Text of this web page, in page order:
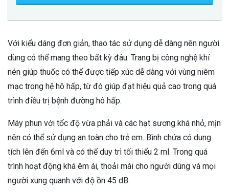
Với kiểu dáng đơn giản, thao tác sử dụng dễ dàng nên người
dùng có thể mang theo bất kỳ đâu. Trang bị công nghệ khí
nén giúp thuốc có thể được tiếp xúc dễ dàng với vùng niêm
mạc trong hệ hô hấp, từ đó giúp đạt hiệu quả cao trong quá
trình điều trị bệnh đường hô hấp.
Máy phun với tốc độ vừa phải và các hạt sương khá nhỏ, mịn
nên có thể sử dụng an toàn cho trẻ em. Bình chứa có dung
tích lên đến 6ml và có thể duy trì tối thiểu 2 ml. Trong quá
trình hoạt động khá êm ái, thoải mái cho người dùng và mọi
người xung quanh với độ ồn 45 dB.